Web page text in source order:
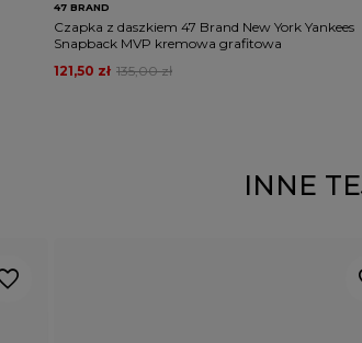
47 BRAND
Czapka z daszkiem 47 Brand New York Yankees
Snapback MVP kremowa grafitowa
135,00 zł
121,50 zł
INNE